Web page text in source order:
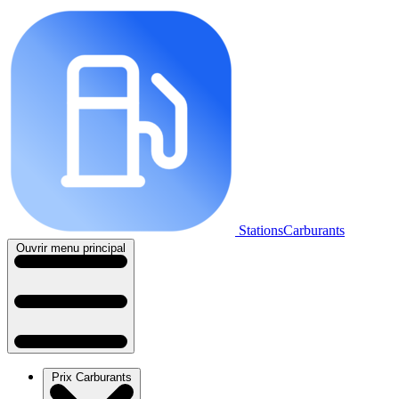
StationsCarburants
Ouvrir menu principal
Prix Carburants